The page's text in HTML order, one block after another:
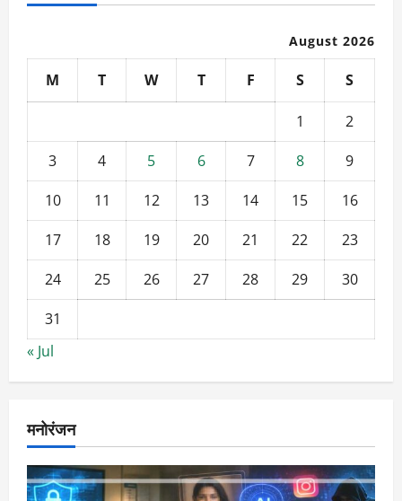
August 2026
M T W T F S S
1
2
3
4 5 6 7 8
9
10
11 12 13 14 15
16
17
18 19 20 21 22
23
24
25 26 27 28 29
30
31
« Jul
मनोरंजन